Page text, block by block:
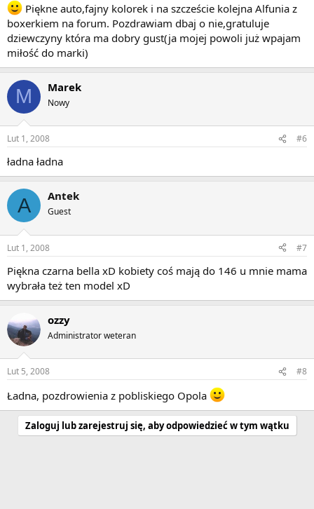
Piękne auto,fajny kolorek i na szczeście kolejna Alfunia z
boxerkiem na forum. Pozdrawiam dbaj o nie,gratuluje
dziewczyny która ma dobry gust(ja mojej powoli już wpajam
miłość do marki)
M Marek
Nowy
Lut 1, 2008 #6
ładna ładna
A Antek
Guest
Lut 1, 2008 #7
Piękna czarna bella xD kobiety coś mają do 146 u mnie mama
wybrała też ten model xD
ozzy
Administrator weteran
Lut 5, 2008 #8
Ładna, pozdrowienia z pobliskiego Opola
Zaloguj lub zarejestruj się, aby odpowiedzieć w tym wątku